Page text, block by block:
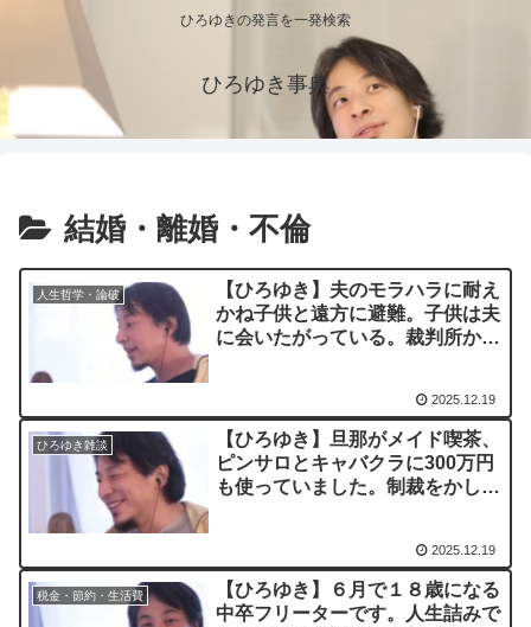
ひろゆきの発言を一発検索
ひろゆき事典
結婚・離婚・不倫
人生哲学・論破
【ひろゆき】夫のモラハラに耐え
かね子供と遠方に避難。子供は夫
に会いたがっている。裁判所から
2025.12.19
ひろゆき雑談
【ひろゆき】旦那がメイド喫茶、
ピンサロとキャバクラに300万円
も使っていました。制裁をかした
2025.12.19
税金・節約・生活費
【ひろゆき】６月で１８歳になる
中卒フリーターです。人生詰みで